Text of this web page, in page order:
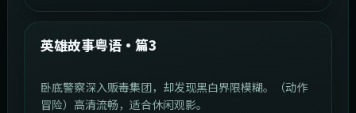
热门
英雄故事粤语·篇3
卧底警察深入贩毒集团，却发现黑白界限模糊。（动作
冒险）高清流畅，适合休闲观影。